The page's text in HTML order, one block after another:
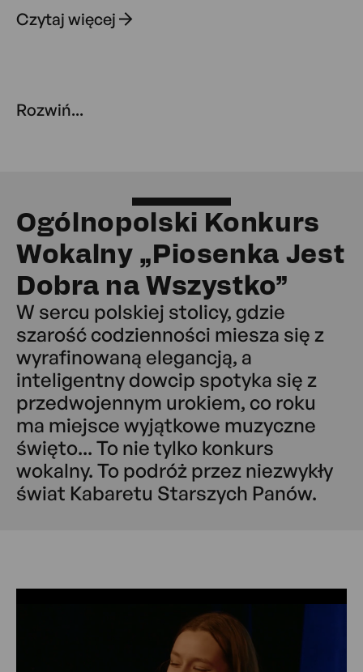
Czytaj więcej
Rozwiń...
Ogólnopolski Konkurs
Wokalny „Piosenka Jest
Dobra na Wszystko”
W sercu polskiej stolicy, gdzie
szarość codzienności miesza się z
wyrafinowaną elegancją, a
inteligentny dowcip spotyka się z
przedwojennym urokiem, co roku
ma miejsce wyjątkowe muzyczne
święto... To nie tylko konkurs
wokalny. To podróż przez niezwykły
świat Kabaretu Starszych Panów.